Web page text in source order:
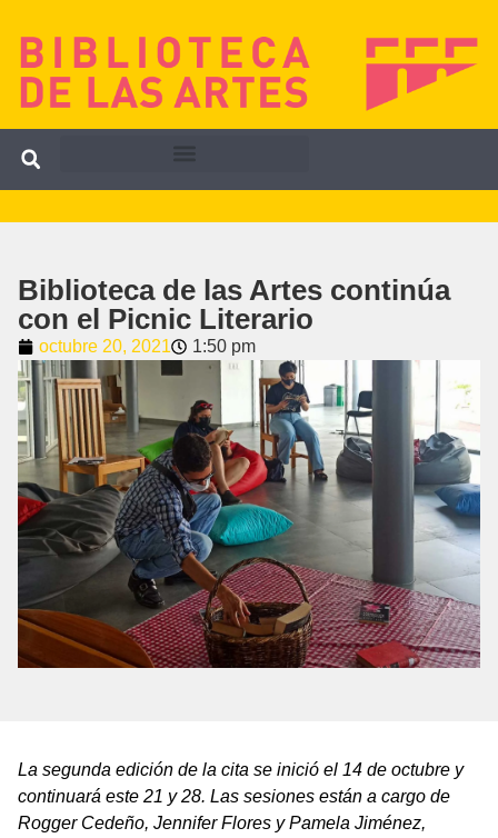
Biblioteca de las Artes continúa
con el Picnic Literario
octubre 20, 2021 1:50 pm
La segunda edición de la cita se inició el 14 de octubre y
continuará este 21 y 28. Las sesiones están a cargo de
Rogger Cedeño, Jennifer Flores y Pamela Jiménez,